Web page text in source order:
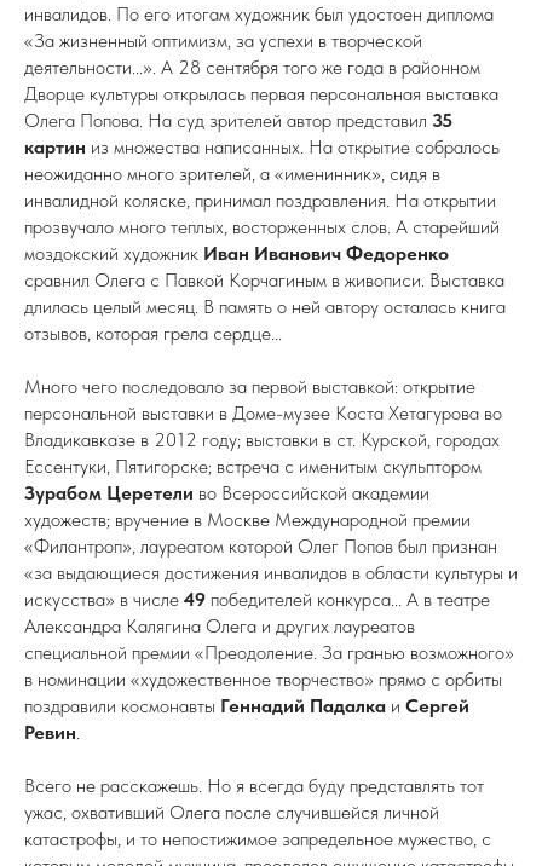
инвалидов. По его итогам художник был удостоен диплома
«За жизненный оптимизм, за успехи в творческой
деятельности...». А 28 сентября того же года в районном
Дворце культуры открылась первая персональная выставка
Олега Попова. На суд зрителей автор представил 35
картин из множества написанных. На открытие собралось
неожиданно много зрителей, а «именинник», сидя в
инвалидной коляске, принимал поздравления. На открытии
прозвучало много теплых, восторженных слов. А старейший
моздокский художник Иван Иванович Федоренко
сравнил Олега с Павкой Корчагиным в живописи. Выставка
длилась целый месяц. В память о ней автору осталась книга
отзывов, которая грела сердце...
Много чего последовало за первой выставкой: открытие
персональной выставки в Доме-музее Коста Хетагурова во
Владикавказе в 2012 году; выставки в ст. Курской, городах
Ессентуки, Пятигорске; встреча с именитым скульптором
Зурабом Церетели во Всероссийской академии
художеств; вручение в Москве Международной премии
«Филантроп», лауреатом которой Олег Попов был признан
«за выдающиеся достижения инвалидов в области культуры и
искусства» в числе 49 победителей конкурса... А в театре
Александра Калягина Олега и других лауреатов
специальной премии «Преодоление. За гранью возможного»
в номинации «художественное творчество» прямо с орбиты
поздравили космонавты Геннадий Падалка и Сергей
Ревин.
Всего не расскажешь. Но я всегда буду представлять тот
ужас, охвативший Олега после случившейся личной
катастрофы, и то непостижимое запредельное мужество, с